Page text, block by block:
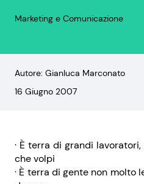
Marketing e Comunicazione
Autore: Gianluca Marconato
16 Giugno 2007
· È terra di grandi
che volpi
· È terra di gente non molto